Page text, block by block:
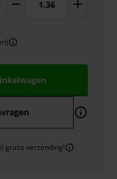
gratis verzending!